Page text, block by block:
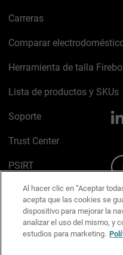
Carreras
Comparar
Herramienta de talla
Lista de productos y SKUs
Soporte
Trust Center
PSIRT
Política de cookies
Política de privacidad
Kit de medios y marca
Al hacer clic en “Aceptar
acepta que las cookies se
dispositivo para mejorar la
analizar el uso del mismo, y
estudios para marketing.